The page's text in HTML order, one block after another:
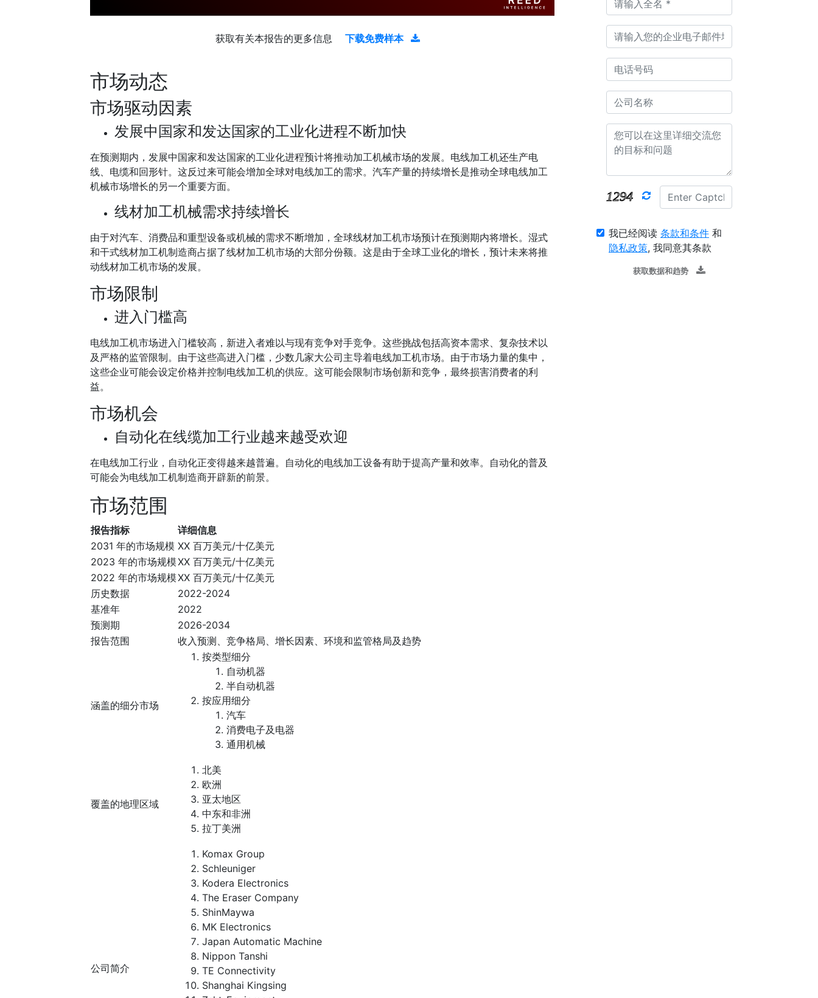
获取有关本报告的更多信息 下载免费样本
市场动态
市场驱动因素
发展中国家和发达国家的工业化进程不断加快
在预测期内，发展中国家和发达国家的工业化进程预计将推动加工机械市场的发展。电线加工机还生产电
线、电缆和回形针。这反过来可能会增加全球对电线加工的需求。汽车产量的持续增长是推动全球电线加工
机械市场增长的另一个重要方面。
线材加工机械需求持续增长
由于对汽车、消费品和重型设备或机械的需求不断增加，全球线材加工机市场预计在预测期内将增长。湿式
和干式线材加工机制造商占据了线材加工机市场的大部分份额。这是由于全球工业化的增长，预计未来将推
动线材加工机市场的发展。
市场限制
进入门槛高
电线加工机市场进入门槛较高，新进入者难以与现有竞争对手竞争。这些挑战包括高资本需求、复杂技术以
及严格的监管限制。由于这些高进入门槛，少数几家大公司主导着电线加工机市场。由于市场力量的集中，
这些企业可能会设定价格并控制电线加工机的供应。这可能会限制市场创新和竞争，最终损害消费者的利
益。
市场机会
自动化在线缆加工行业越来越受欢迎
在电线加工行业，自动化正变得越来越普遍。自动化的电线加工设备有助于提高产量和效率。自动化的普及
可能会为电线加工机制造商开辟新的前景。
市场范围
报告指标
详细信息
2031 年的市场规模 XX 百万美元/十亿美元
2023 年的市场规模XX 百万美元/十亿美元
2022 年的市场规模XX 百万美元/十亿美元
历史数据
2022-2024
基准年
2022
预测期
2026-2034
报告范围
收入预测、竞争格局、增长因素、环境和监管格局及趋势
涵盖的细分市场
按类型细分
自动机器
半自动机器
按应用细分
汽车
消费电子及电器
通用机械
覆盖的地理区域
北美
欧洲
亚太地区
中东和非洲
拉丁美洲
公司简介
Komax Group
Schleuniger
Kodera Electronics
The Eraser Company
ShinMaywa
MK Electronics
Japan Automatic Machine
Nippon Tanshi
TE Connectivity
Shanghai Kingsing
我已经阅读 条款和条件 和
隐私政策, 我同意其条款
获取数据和趋势